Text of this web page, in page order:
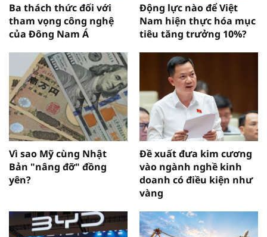
Ba thách thức đối với
tham vọng công nghệ
của Đông Nam Á
Động lực nào để Việt
Nam hiện thực hóa mục
tiêu tăng trưởng 10%?
Vì sao Mỹ cùng Nhật
Bản "nâng đỡ" đồng
yên?
Đề xuất đưa kim cương
vào ngành nghề kinh
doanh có điều kiện như
vàng